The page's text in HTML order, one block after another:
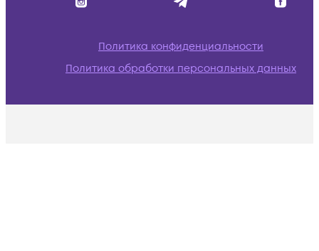
Политика конфиденциальности
Политика обработки персональных данных